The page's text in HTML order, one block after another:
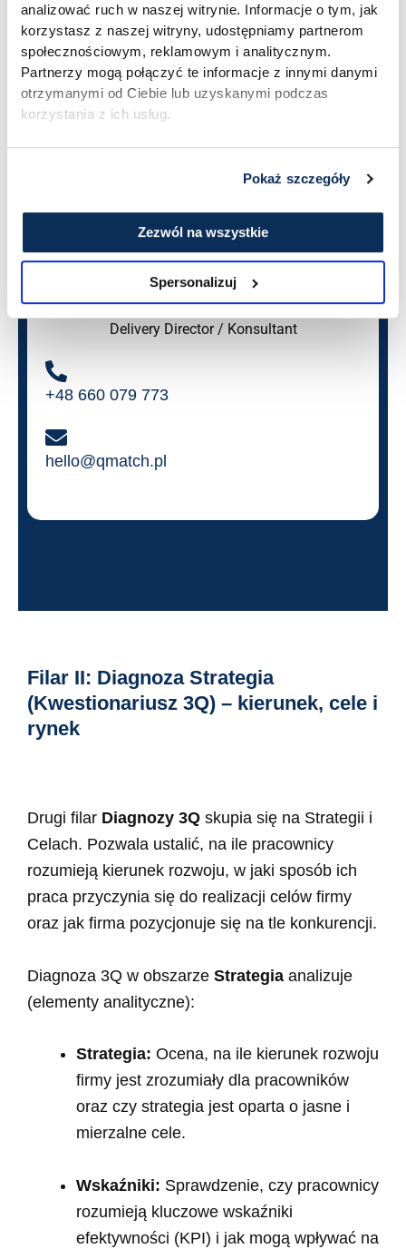
analizować ruch w naszej witrynie. Informacje o tym, jak
korzystasz z naszej witryny, udostępniamy partnerom
społecznościowym, reklamowym i analitycznym.
Partnerzy mogą połączyć te informacje z innymi danymi
otrzymanymi od Ciebie lub uzyskanymi podczas
korzystania z ich usług.
Pokaż szczegóły
Zezwól na wszystkie
Spersonalizuj
Osoba do kontaktu
Tomasz Nalewajk
Delivery Director / Konsultant
+48 660 079 773
hello@qmatch.pl
Filar II: Diagnoza Strategia
(Kwestionariusz 3Q) – kierunek, cele i
rynek
Drugi filar Diagnozy 3Q skupia się na Strategii i
Celach. Pozwala ustalić, na ile pracownicy
rozumieją kierunek rozwoju, w jaki sposób ich
praca przyczynia się do realizacji celów firmy
oraz jak firma pozycjonuje się na tle konkurencji.
Diagnoza 3Q w obszarze Strategia analizuje
(elementy analityczne):
Strategia: Ocena, na ile kierunek rozwoju
firmy jest zrozumiały dla pracowników
oraz czy strategia jest oparta o jasne i
mierzalne cele.
Wskaźniki: Sprawdzenie, czy pracownicy
rozumieją kluczowe wskaźniki
efektywności (KPI) i jak mogą wpływać na